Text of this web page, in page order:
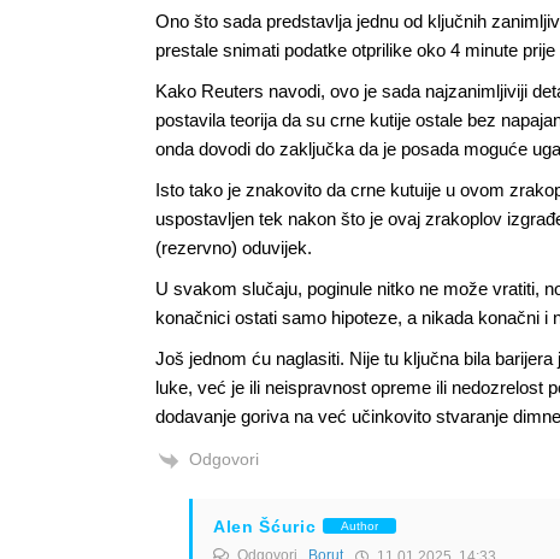
Ono što sada predstavlja jednu od ključnih
prestale snimati podatke otprilike oko 4 minute
Kako Reuters navodi, ovo je sada najzanimljiviji
postavila teorija da su crne kutije ostale bez
onda dovodi do zaključka da je posada moguće
Isto tako je znakovito da crne kutuije u ovom
uspostavljen tek nakon što je ovaj zrakoplov
(rezervno) oduvijek.
U svakom slučaju, poginule nitko ne može vratiti,
konačnici ostati samo hipoteze, a nikada konačni i
Još jednom ću naglasiti. Nije tu ključna bila
luke, već je ili neispravnost opreme ili nedozrelost
dodavanje goriva na već učinkovito stvaranje
Odgovori
Alen Šćuric Author
Odgovori Borut